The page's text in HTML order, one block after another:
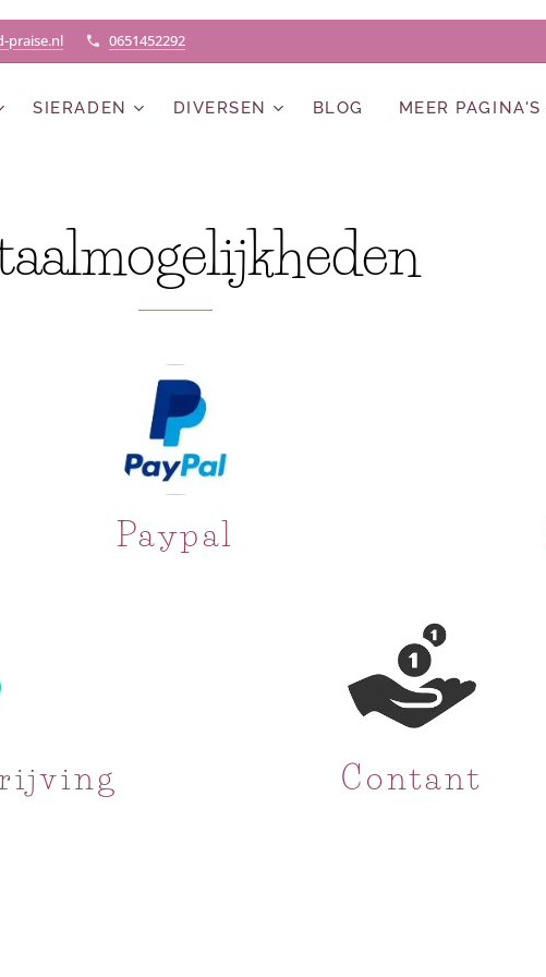
praise.nl 0651452292
SIERADEN DIVERSEN BLOG MEER PAGINA'S
Paypal
Contant